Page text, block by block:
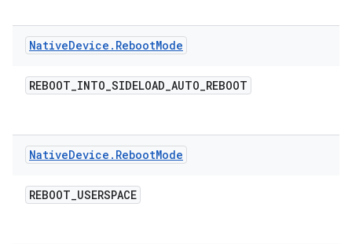
NativeDevice . RebootMode
REBOOT_INTO_SIDELOAD_AUTO_REBOOT
NativeDevice . RebootMode
REBOOT_USERSPACE